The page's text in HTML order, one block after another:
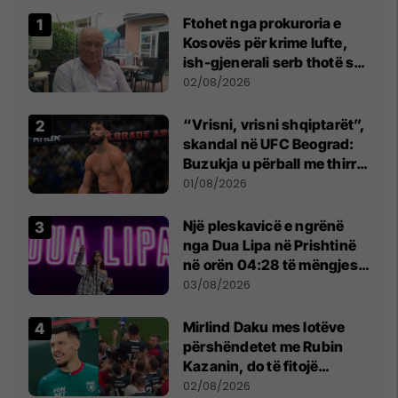
Ftohet nga prokuroria e
Kosovës për krime lufte,
ish-gjenerali serb thotë se
dikush e tradhtoi në
02/08/2026
“Vrisni, vrisni shqiptarët”,
skandal në UFC Beograd:
Buzukja u përball me thirrje
anti-shqiptare nga
01/08/2026
Një pleskavicë e ngrënë
nga Dua Lipa në Prishtinë
në orën 04:28 të mëngjesit
- dhe bota digjitale serbe
03/08/2026
Mirlind Daku mes lotëve
përshëndetet me Rubin
Kazanin, do të fitojë
miliona te Spartak Moska
02/08/2026